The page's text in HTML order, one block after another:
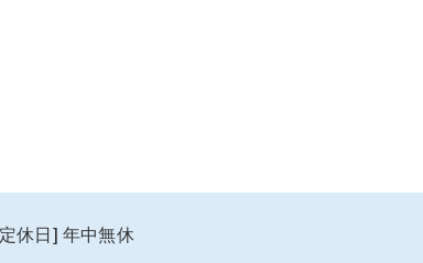
休日] 年中無休